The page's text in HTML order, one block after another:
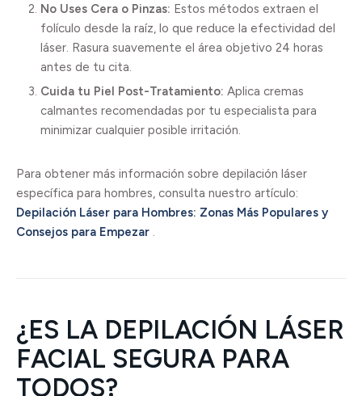
No Uses Cera o Pinzas: Estos métodos extraen el
folículo desde la raíz, lo que reduce la efectividad del
láser. Rasura suavemente el área objetivo 24 horas
antes de tu cita.
Cuida tu Piel Post-Tratamiento: Aplica cremas
calmantes recomendadas por tu especialista para
minimizar cualquier posible irritación.
Para obtener más información sobre depilación láser
específica para hombres, consulta nuestro artículo:
Depilación Láser para Hombres: Zonas Más Populares y
Consejos para Empezar .
¿ES LA DEPILACIÓN LÁSER
FACIAL SEGURA PARA
TODOS?